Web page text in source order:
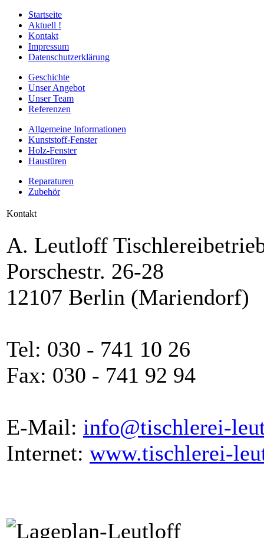
Startseite
Aktuell !
Kontakt
Impressum
Datenschutzerklärung
Geschichte
Unser Angebot
Unser Team
Referenzen
Allgemeine Informationen
Kunststoff-Fenster
Holz-Fenster
Haustüren
Reparaturen
Zubehör
Kontakt
A. Leutloff
Porschestr. 26-28
12107 Berlin (Mariendorf)
Tel: 030 - 741 10 26
Fax: 030 - 741 92 94
E-Mail: info@tischlerei-
Internet: www.tischlerei-